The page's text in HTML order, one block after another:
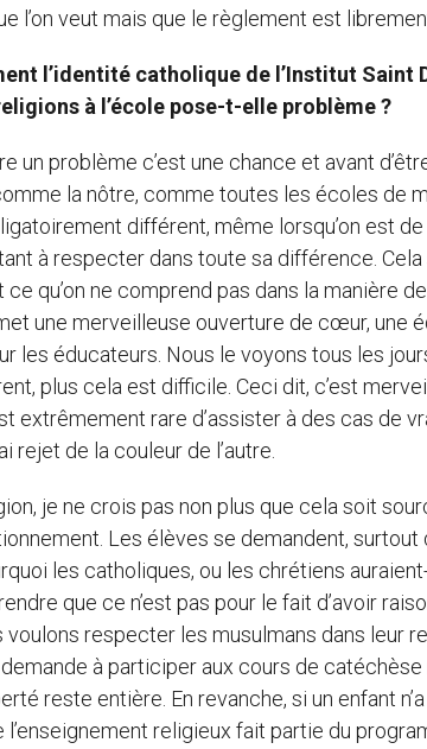
l’on veut mais que le règlement est
l’identité catholique de l’Institut Saint
à l’école pose-t-elle problème ?
un problème c’est une chance et avant
la nôtre, comme toutes les écoles de
différent, même lorsqu’on est
à respecter dans toute sa différence. Cela
ce qu’on ne comprend pas dans la manière
une merveilleuse ouverture de cœur, une
les éducateurs. Nous le voyons tous les
plus cela est difficile. Ceci dit, c’est
extrêmement rare d’assister à des cas de
rejet de la couleur de l’autre.
je ne crois pas non plus que cela soit
Les élèves se demandent,
les catholiques, ou les chrétiens
que ce n’est pas pour le fait d’avoir
respecter les musulmans dans leur
à participer aux cours de
reste entière. En revanche, si un enfant
l’enseignement religieux fait partie du